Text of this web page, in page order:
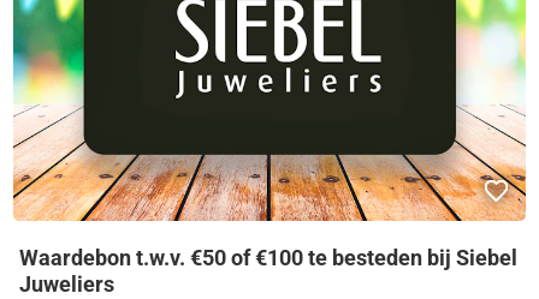
Waardebon t.w.v. €50 of €100 te besteden bij Siebel
Juweliers